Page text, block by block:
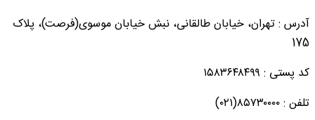
آدرس : تهران، خیابان طالقانی، نبش خیابان موسوی(فرصت)، پلاک
175
کد پستی : ۱۵۸۳۶۴۸۴۹۹
تلفن : ۸۵۷۳۰۰۰۰(۰۲۱)